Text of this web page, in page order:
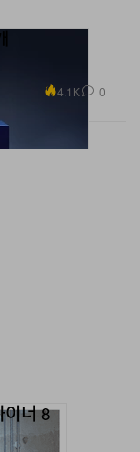
4.1K 0
이너 8